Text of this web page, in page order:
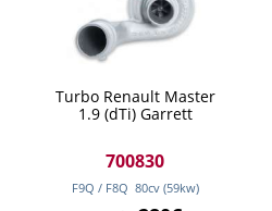
Turbo Renault Master
1.9 (dTi) Garrett
700830
F9Q / F8Q 80cv (59kw)